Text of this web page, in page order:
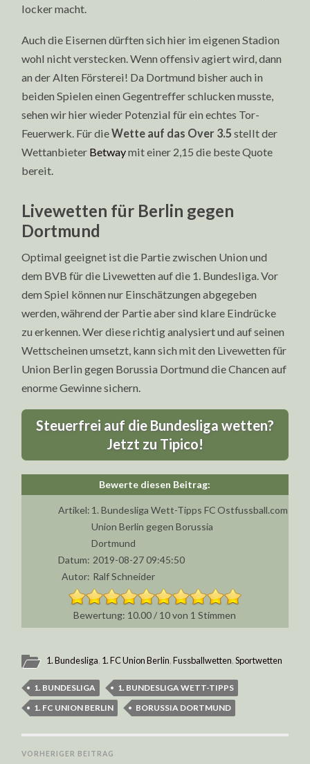
locker macht.
Auch die Eisernen dürften sich hier im eigenen Stadion
wohl nicht verstecken. Wenn offensiv agiert wird, dann
an der Alten Försterei! Da Dortmund bisher auch in
beiden Spielen einen Gegentreffer schlucken musste,
sehen wir hier wieder Potenzial für ein echtes Tor-
Feuerwerk. Für dieWette auf das Over 3.5 stellt der
Wettanbieter Betwaymit einer 2,15 die beste Quote
bereit.
Livewetten für Berlin gegen
Dortmund
Optimal geeignet ist die Partie zwischen Union und
dem BVB für die Livewetten auf die 1. Bundesliga. Vor
dem Spiel können nur Einschätzungen abgegeben
werden, während der Partie aber sind klare Eindrücke
zu erkennen. Wer diese richtig analysiert und auf seinen
Wettscheinen umsetzt, kann sich mit den Livewetten für
Union Berlin gegen Borussia Dortmund die Chancen auf
enorme Gewinne sichern.
Steuerfrei auf die Bundesliga wetten?
Jetzt zu Tipico!
Artikel: 1. Bundesliga Wett-Tipps FC
Union Berlin gegen Borussia
Dortmund
Ostfussball.com
Datum: 2019-08-27 09:45:50
Autor: Ralf Schneider
10.00/ 10von 1 Stimmen
1. Bundesliga, 1. FC Union Berlin,Fussballwetten,Sportwetten
1. BUNDESLIGA
1. BUNDESLIGA WETT-TIPPS
1. FC UNION BERLIN
BORUSSIA DORTMUND
VORHERIGER BEITRAG